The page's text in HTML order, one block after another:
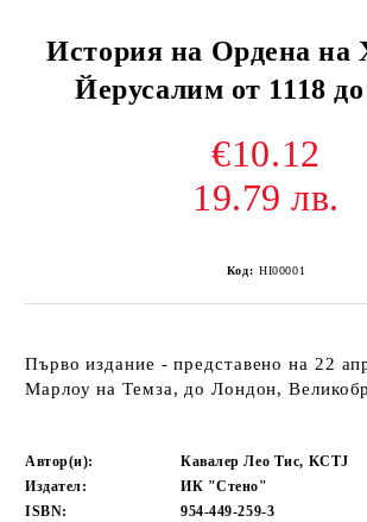
История на Ордена на
Йерусалим от 1118 до
€10.12
19.79 лв.
Код: HI00001
Първо издание - представено на 22
Марлоу на Темза, до Лондон,
Автор(и):
Кавалер Лео Тис, KCTJ
Издател:
ИК "Стено"
ISBN:
954-449-259-3